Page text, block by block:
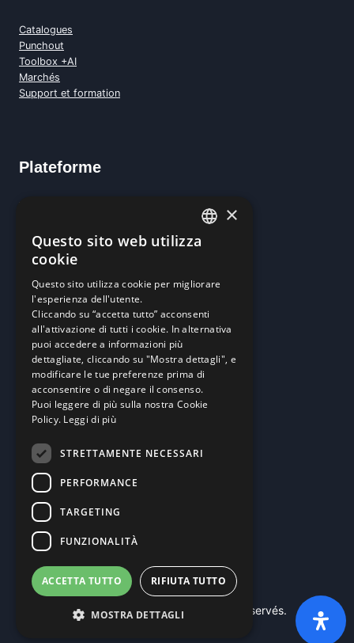
Catalogues
Punchout
Toolbox +AI
Marchés
Support et formation
Plateforme
Demander un devis
Contacts commerciaux
Académie
B2B-E- Commerce
Catalogue fournisseurs
Intelligence artificielle
© 2026Weblink Srl- Tous droits réservés.
×
Questo sito web utilizza
cookie
Questo sito utilizza cookie per migliorare
l'esperienza dell'utente.
Cliccando su “accetta tutto” acconsenti
all'attivazione di tutti i cookie. In alternativa
puoi accedere a informazioni più
dettagliate, cliccando su "Mostra dettagli", e
modificare le tue preferenze prima di
acconsentire o di negare il consenso.
Puoi leggere di più sulla nostra Cookie
Policy. Leggi di più
STRETTAMENTE NECESSARI
PERFORMANCE
TARGETING
FUNZIONALITÀ
ACCETTA TUTTO RIFIUTA TUTTO
MOSTRA DETTAGLI